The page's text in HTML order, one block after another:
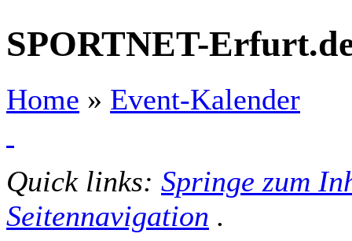
SPORTNET-
Home » Event-Kalender
Quick links: Springe zum
Seitennavigation .